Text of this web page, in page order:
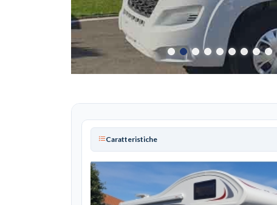
Caratteristiche